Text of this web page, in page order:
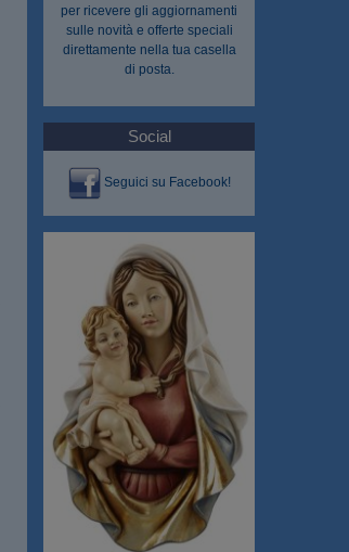
per ricevere gli aggiornamenti
sulle novità e offerte speciali
direttamente nella tua casella
di posta.
Social
Seguici su Facebook!